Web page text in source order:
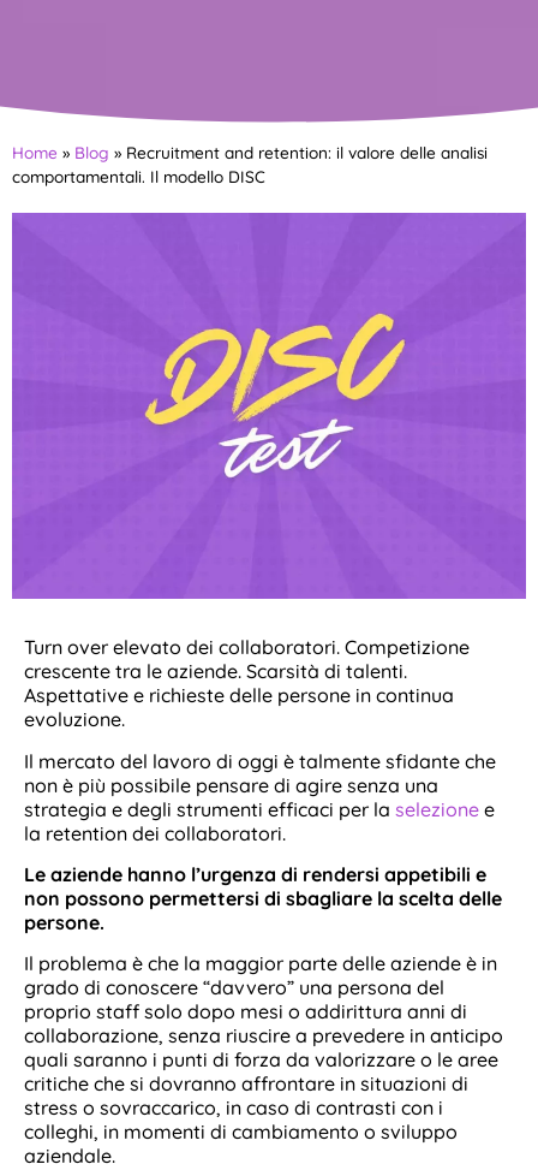
Home » Blog » Recruitment and retention: il valore delle analisi
comportamentali. Il modello DISC
Turn over elevato dei collaboratori. Competizione
crescente tra le aziende. Scarsità di talenti.
Aspettative e richieste delle persone in continua
evoluzione.
Il mercato del lavoro di oggi è talmente sfidante che
non è più possibile pensare di agire senza una
strategia e degli strumenti efficaci per la selezione e
la retention dei collaboratori.
Le aziende hanno l’urgenza di rendersi appetibili e
non possono permettersi di sbagliare la scelta delle
persone.
Il problema è che la maggior parte delle aziende è in
grado di conoscere “davvero” una persona del
proprio staff solo dopo mesi o addirittura anni di
collaborazione, senza riuscire a prevedere in anticipo
quali saranno i punti di forza da valorizzare o le aree
critiche che si dovranno affrontare in situazioni di
stress o sovraccarico, in caso di contrasti con i
colleghi, in momenti di cambiamento o sviluppo
aziendale.